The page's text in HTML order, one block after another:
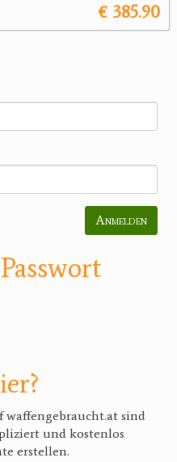
€ 385.90
Anmelden
waffengebraucht.at sind
und kostenlos
erstellen.